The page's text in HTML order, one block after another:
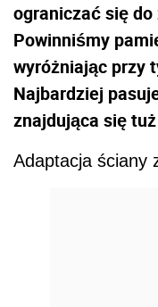
ograniczać się
Powinniśmy
wyróżniając przy
Najbardziej
znajdująca się
Adaptacja ściany